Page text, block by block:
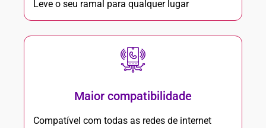
Leve o seu ramal para qualquer lugar
Maior compatibilidade
Compatível com todas as redes de internet